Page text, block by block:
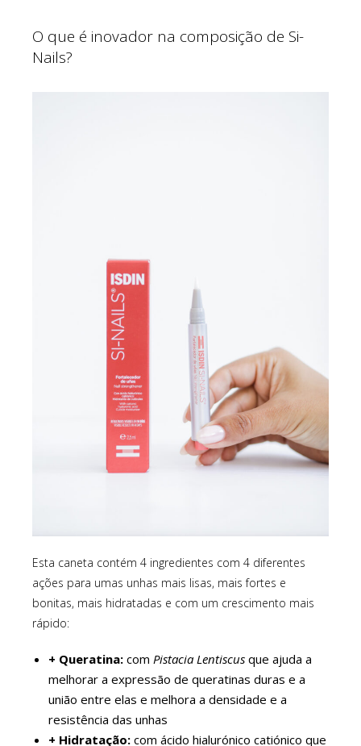
O que é inovador na composição de Si-
Nails?
Esta caneta contém 4 ingredientes com 4 diferentes
ações para umas unhas mais lisas, mais fortes e
bonitas, mais hidratadas e com um crescimento mais
rápido:
+ Queratina: com Pistacia Lentiscus que ajuda a
melhorar a expressão de queratinas duras e a
união entre elas e melhora a densidade e a
resistência das unhas
+ Hidratação: com ácido hialurónico catiónico que